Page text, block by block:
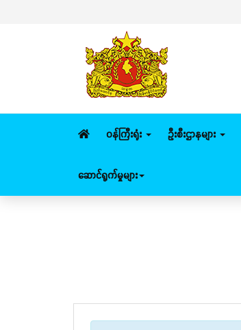
ဝန်ကြီးရုံး ဦးစီးဌာနများ
ဆောင်ရွက်မှုများ